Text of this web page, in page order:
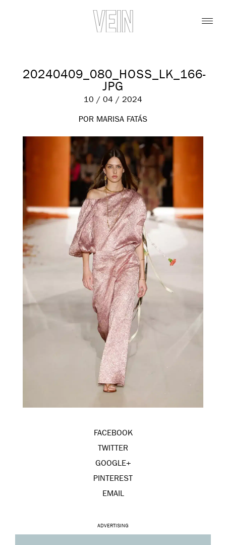
20240409_080_HOSS_LK_166-
JPG
10 / 04 / 2024
POR MARISA FATÁS
FACEBOOK
TWITTER
GOOGLE+
PINTEREST
EMAIL
ADVERTISING